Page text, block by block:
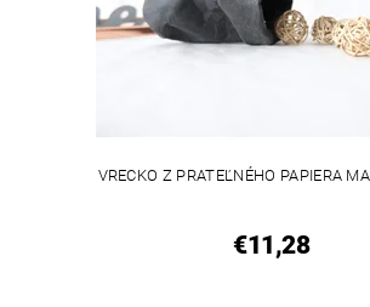
VRECKO Z PRATEĽNÉHO PAPIERA
€11,28